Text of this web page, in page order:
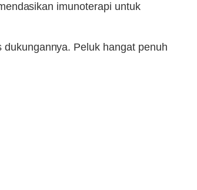
imunoterapi untuk
Peluk hangat penuh